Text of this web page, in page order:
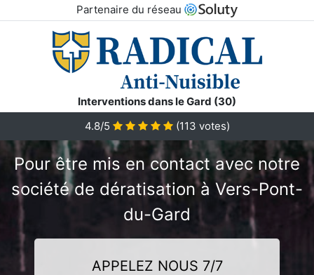
Partenaire du réseau
Interventions dans le Gard (30)
4.8/5
(113 votes)
Pour être mis en contact avec notre
société de dératisation à Vers-Pont-
du-Gard
APPELEZ NOUS 7/7